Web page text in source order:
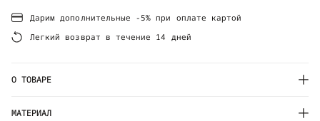
Дарим дополнительные -5% при оплате картой
Легкий возврат в течение 14 дней
О ТОВАРЕ
МАТЕРИАЛ